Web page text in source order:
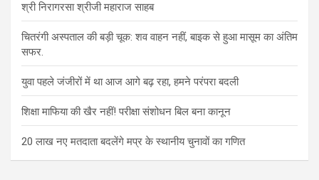
श्री निरागरसा श्रीजी महाराज साहब
चितरंगी अस्पताल की बड़ी चूक: शव वाहन नहीं, बाइक से हुआ मासूम का अंतिम
सफर.
युवा पहले जंजीरों में था आज आगे बढ़ रहा, हमने परंपरा बदली
शिक्षा माफिया की खैर नहीं! परीक्षा संशोधन बिल बना कानून
20 लाख नए मतदाता बदलेंगे मप्र के स्थानीय चुनावों का गणित